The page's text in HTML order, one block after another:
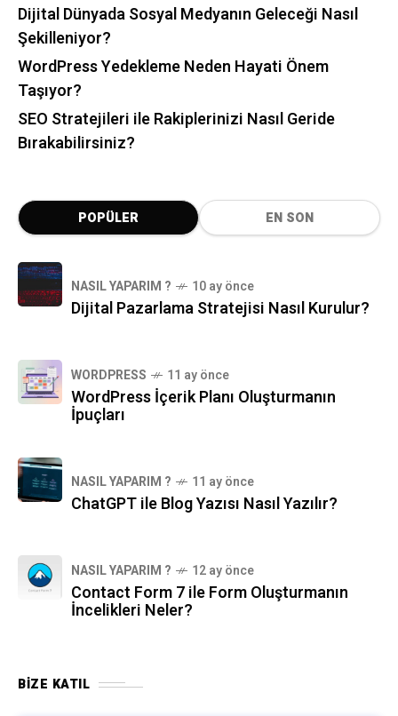
Dijital Dünyada Sosyal Medyanın Geleceği Nasıl
Şekilleniyor?
WordPress Yedekleme Neden Hayati Önem
Taşıyor?
SEO Stratejileri ile Rakiplerinizi Nasıl Geride
Bırakabilirsiniz?
POPÜLER EN SON
NASIL YAPARIM ? 10 ay önce
Dijital Pazarlama Stratejisi Nasıl Kurulur?
WORDPRESS 11 ay önce
WordPress İçerik Planı Oluşturmanın
İpuçları
NASIL YAPARIM ? 11 ay önce
ChatGPT ile Blog Yazısı Nasıl Yazılır?
NASIL YAPARIM ? 12 ay önce
Contact Form 7 ile Form Oluşturmanın
İncelikleri Neler?
BIZE KATIL